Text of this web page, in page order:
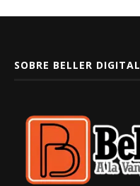
SOBRE BELLER DIGITAL